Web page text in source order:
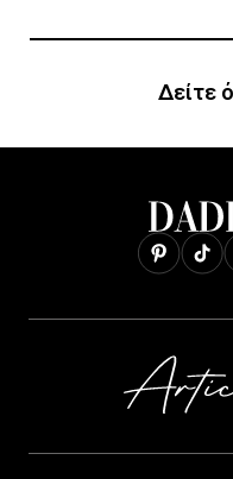
Δείτε